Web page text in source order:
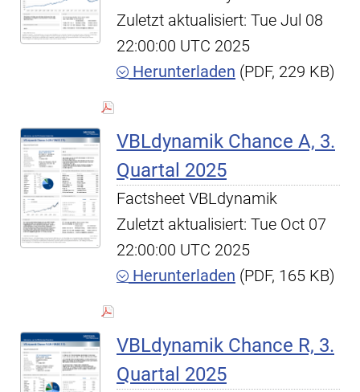
Zuletzt aktualisiert: Tue Jul 08
22:00:00 UTC 2025
Herunterladen (PDF, 229 KB)
VBLdynamik Chance A, 3.
Quartal 2025
Factsheet VBLdynamik
Zuletzt aktualisiert: Tue Oct 07
22:00:00 UTC 2025
Herunterladen (PDF, 165 KB)
VBLdynamik Chance R, 3.
Quartal 2025